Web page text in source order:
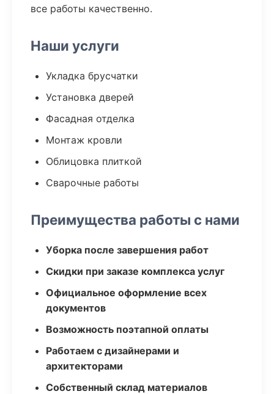
все работы качественно.
Наши услуги
Укладка брусчатки
Установка дверей
Фасадная отделка
Монтаж кровли
Облицовка плиткой
Сварочные работы
Преимущества работы с нами
Уборка после завершения работ
Скидки при заказе комплекса услуг
Официальное оформление всех
документов
Возможность поэтапной оплаты
Работаем с дизайнерами и
архитекторами
Собственный склад материалов